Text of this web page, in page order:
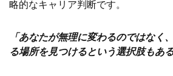
略的なキャリア判断です。
「あなたが無理に変わるのではなく
る場所を見つけるという選択肢もあ